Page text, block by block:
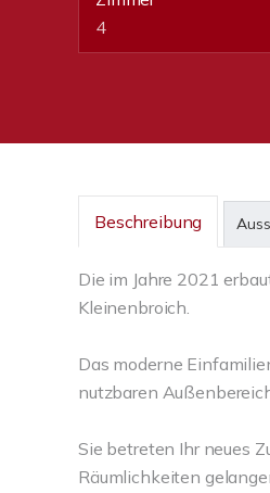
4
Beschreibung
Die im Jahre 2021
Kleinenbroich.
Das moderne
nutzbaren
Sie betreten Ihr neues
Räumlichkeiten